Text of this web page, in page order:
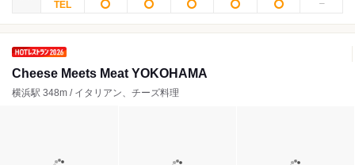
Cheese Meets Meat YOKOHAMA
横浜駅 348m / イタリアン、チーズ料理